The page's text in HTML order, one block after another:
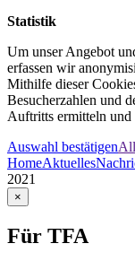
Statistik
Um unser Angebot
erfassen wir
Mithilfe dieser
Besucherzahlen und
Auftritts ermitteln und
Auswahl bestätigen
HomeAktuelles
2021
×
Für TFA